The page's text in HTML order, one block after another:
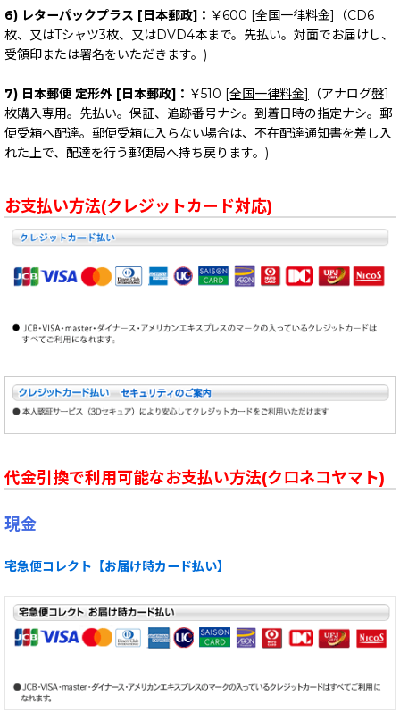
6) レターパックプラス [日本郵政]： ￥600 [全国一律料金]
（CD6
枚、又はTシャツ3枚、又はDVD4本まで。先払い。対面でお届けし、
受領印または署名をいただきます。)
7) 日本郵便 定形外 [日本郵政]： ￥510 [全国一律料金]
（アナログ盤1
枚購入専用。先払い。保証、追跡番号ナシ。到着日時の指定ナシ。郵
便受箱へ配達。郵便受箱に入らない場合は、不在配達通知書を差し入
れた上で、配達を行う郵便局へ持ち戻ります。)
お支払い方法(クレジットカード対応)
代金引換で利用可能なお支払い方法(クロネコヤマト)
現金
宅急便コレクト【お届け時カード払い】